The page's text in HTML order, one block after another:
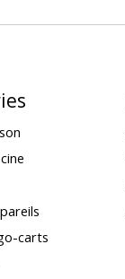
carts